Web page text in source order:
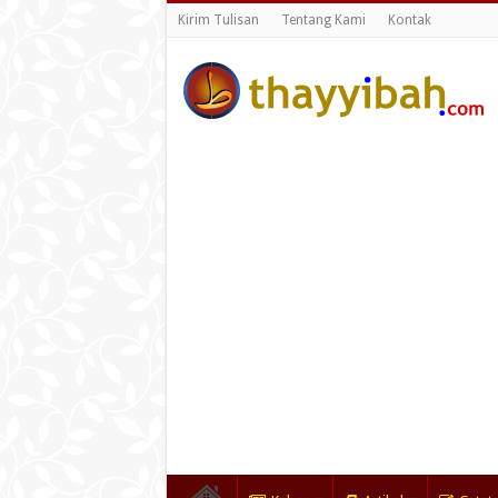
Kirim Tulisan Tentang Kami Kontak